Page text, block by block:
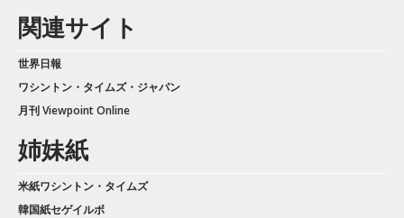
関連サイト
世界日報
ワシントン・タイムズ・ジャパン
月刊 Viewpoint Online
姉妹紙
米紙ワシントン・タイムズ
韓国紙セゲイルボ